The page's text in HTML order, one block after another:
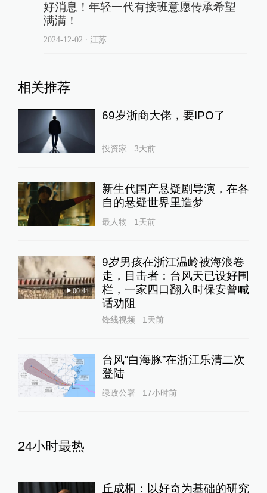
好消息！年轻一代有接班意愿传承希望
满满！
2024-12-02 ∙ 江苏
相关推荐
69岁浙商大佬，要IPO了
投资家 3天前
新生代国产悬疑剧导演，在各
自的悬疑世界里造梦
最人物 1天前
00:44
9岁男孩在浙江温岭被海浪卷
走，目击者：台风天已设好围
栏，一家四口翻入时保安曾喊
话劝阻
锋线视频 1天前
台风“白海豚”在浙江乐清二次
登陆
绿政公署 17小时前
24小时最热
丘成桐：以好奇为基础的研究